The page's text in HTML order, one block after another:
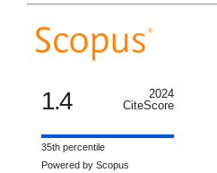
1.4
2024
CiteScore
35th percentile
Powered by Scopus